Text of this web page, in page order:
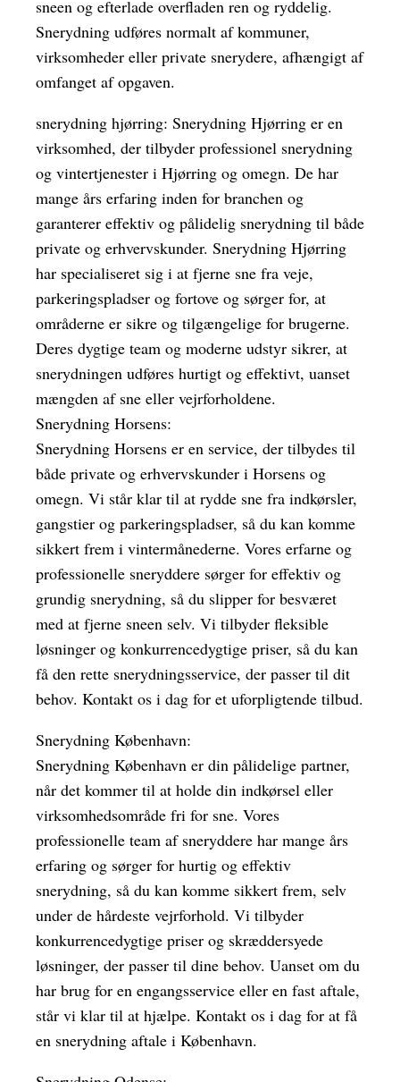
sneen og efterlade overfladen ren og ryddelig.
Snerydning udføres normalt af kommuner,
virksomheder eller private snerydere, afhængigt af
omfanget af opgaven.
snerydning hjørring: Snerydning Hjørring er en
virksomhed, der tilbyder professionel snerydning
og vintertjenester i Hjørring og omegn. De har
mange års erfaring inden for branchen og
garanterer effektiv og pålidelig snerydning til både
private og erhvervskunder. Snerydning Hjørring
har specialiseret sig i at fjerne sne fra veje,
parkeringspladser og fortove og sørger for, at
områderne er sikre og tilgængelige for brugerne.
Deres dygtige team og moderne udstyr sikrer, at
snerydningen udføres hurtigt og effektivt, uanset
mængden af sne eller vejrforholdene.
Snerydning Horsens:
Snerydning Horsens er en service, der tilbydes til
både private og erhvervskunder i Horsens og
omegn. Vi står klar til at rydde sne fra indkørsler,
gangstier og parkeringspladser, så du kan komme
sikkert frem i vintermånederne. Vores erfarne og
professionelle sneryddere sørger for effektiv og
grundig snerydning, så du slipper for besværet
med at fjerne sneen selv. Vi tilbyder fleksible
løsninger og konkurrencedygtige priser, så du kan
få den rette snerydningsservice, der passer til dit
behov. Kontakt os i dag for et uforpligtende tilbud.
Snerydning København:
Snerydning København er din pålidelige partner,
når det kommer til at holde din indkørsel eller
virksomhedsområde fri for sne. Vores
professionelle team af sneryddere har mange års
erfaring og sørger for hurtig og effektiv
snerydning, så du kan komme sikkert frem, selv
under de hårdeste vejrforhold. Vi tilbyder
konkurrencedygtige priser og skræddersyede
løsninger, der passer til dine behov. Uanset om du
har brug for en engangsservice eller en fast aftale,
står vi klar til at hjælpe. Kontakt os i dag for at få
en snerydning aftale i København.